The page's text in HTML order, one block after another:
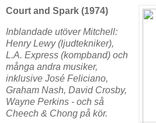
Court and Spark (1974)
Inblandade utöver Mitchell:
Henry Lewy (ljudtekniker),
L.A. Express (kompband) och
många andra musiker,
inklusive José Feliciano,
Graham Nash, David Crosby,
Wayne Perkins - och så
Cheech & Chong på kör.